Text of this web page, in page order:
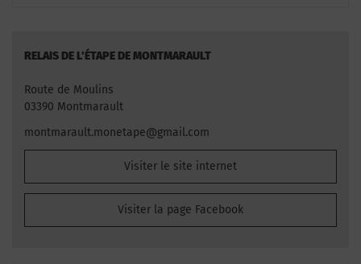
RELAIS DE L'ÉTAPE DE MONTMARAULT
Route de Moulins
03390 Montmarault
montmarault.monetape@gmail.com
Visiter le site internet
Visiter la page Facebook